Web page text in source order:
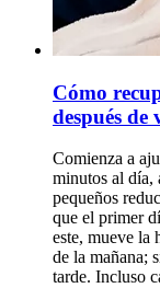
Cómo
después de
Comienza a
minutos al día,
pequeños
que el primer
este, mueve la
de la mañana;
tarde. Incluso